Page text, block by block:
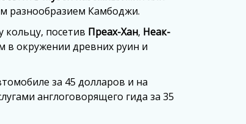
разнообразием Камбоджи.
посетив Преах-Хан, Неак-
в окружении древних руин и
за 45 долларов и на
англоговорящего гида за 35